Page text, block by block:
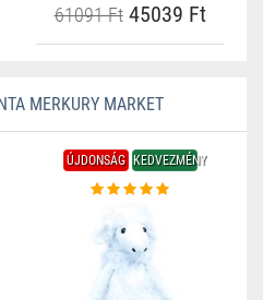
61091 Ft45039 Ft
MERKURY MARKET
ÚJDONSÁG KEDVEZMÉNY